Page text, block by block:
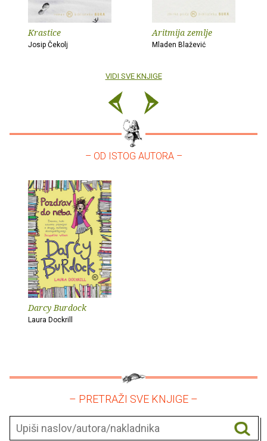
Krastice
Josip Čekolj
Aritmija zemlje
Mladen Blažević
VIDI SVE KNJIGE
– OD ISTOG AUTORA –
Darcy Burdock
Laura Dockrill
– PRETRAŽI SVE KNJIGE –